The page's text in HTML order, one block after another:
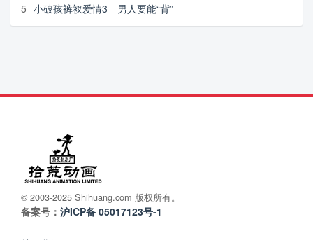
5 小破孩裤衩爱情3—男人要能“背”
© 2003-2025 Shihuang.com 版权所有。
备案号： 沪ICP备 05017123号-1